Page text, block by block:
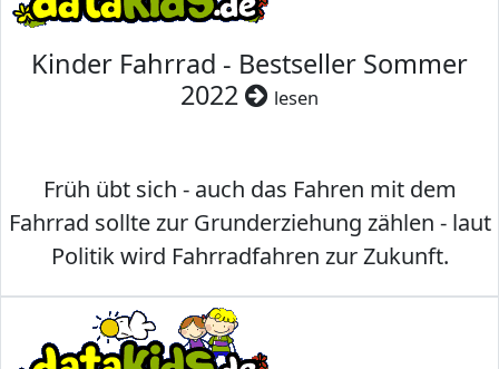
Kinder Fahrrad - Bestseller Sommer
2022
lesen
Früh übt sich - auch das Fahren mit dem
Fahrrad sollte zur Grunderziehung zählen - laut
Politik wird Fahrradfahren zur Zukunft.